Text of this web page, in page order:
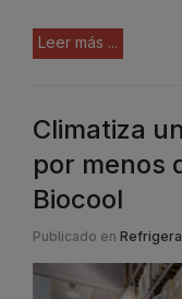
Leer más ...
Climatiza
por menos
Biocool
Publicado en